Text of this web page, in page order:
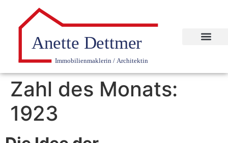
Zahl des Monats:
1923